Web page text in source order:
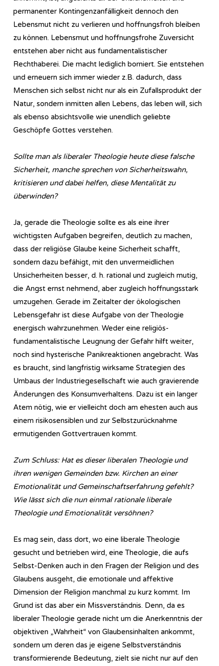
permanenter Kontingenzanfälligkeit dennoch den
Lebensmut nicht zu verlieren und hoffnungsfroh bleiben
zu können. Lebensmut und hoffnungsfrohe Zuversicht
entstehen aber nicht aus fundamentalistischer
Rechthaberei. Die macht lediglich borniert. Sie entstehen
und erneuern sich immer wieder z.B. dadurch, dass
Menschen sich selbst nicht nur als ein Zufallsprodukt der
Natur, sondern inmitten allen Lebens, das leben will, sich
als ebenso absichtsvolle wie unendlich geliebte
Geschöpfe Gottes verstehen.
Sollte man als liberaler Theologie heute diese falsche
Sicherheit, manche sprechen von Sicherheitswahn,
kritisieren und dabei helfen, diese Mentalität zu
überwinden?
Ja, gerade die Theologie sollte es als eine ihrer
wichtigsten Aufgaben begreifen, deutlich zu machen,
dass der religiöse Glaube keine Sicherheit schafft,
sondern dazu befähigt, mit den unvermeidlichen
Unsicherheiten besser, d. h. rational und zugleich mutig,
die Angst ernst nehmend, aber zugleich hoffnungsstark
umzugehen. Gerade im Zeitalter der ökologischen
Lebensgefahr ist diese Aufgabe von der Theologie
energisch wahrzunehmen. Weder eine religiös-
fundamentalistische Leugnung der Gefahr hilft weiter,
noch sind hysterische Panikreaktionen angebracht. Was
es braucht, sind langfristig wirksame Strategien des
Umbaus der Industriegesellschaft wie auch gravierende
Änderungen des Konsumverhaltens. Dazu ist ein langer
Atem nötig, wie er vielleicht doch am ehesten auch aus
einem risikosensiblen und zur Selbstzurücknahme
ermutigenden Gottvertrauen kommt.
Zum Schluss: Hat es dieser liberalen Theologie und
ihren wenigen Gemeinden bzw. Kirchen an einer
Emotionalität und Gemeinschaftserfahrung gefehlt?
Wie lässt sich die nun einmal rationale liberale
Theologie und Emotionalität versöhnen?
Es mag sein, dass dort, wo eine liberale Theologie
gesucht und betrieben wird, eine Theologie, die aufs
Selbst-Denken auch in den Fragen der Religion und des
Glaubens ausgeht, die emotionale und affektive
Dimension der Religion manchmal zu kurz kommt. Im
Grund ist das aber ein Missverständnis. Denn, da es
liberaler Theologie gerade nicht um die Anerkenntnis der
objektiven „Wahrheit“ von Glaubensinhalten ankommt,
sondern um deren das je eigene Selbstverständnis
transformierende Bedeutung, zielt sie nicht nur auf den